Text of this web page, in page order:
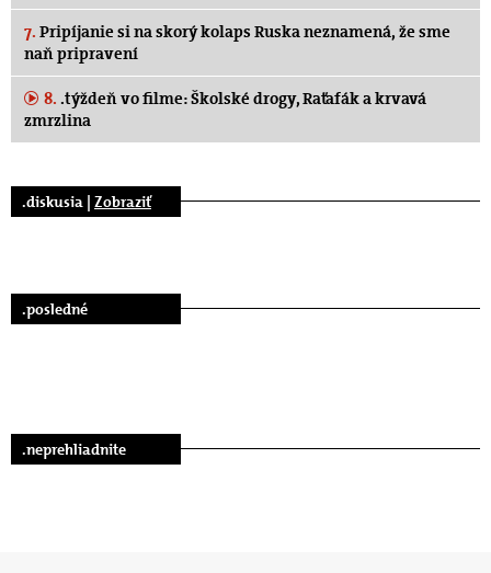
7. Pripíjanie si na skorý kolaps Ruska neznamená, že sme
naň pripravení
8. .týždeň vo filme: Školské drogy, Raťafák a krvavá
zmrzlina
.diskusia | Zobraziť
.posledné
.neprehliadnite